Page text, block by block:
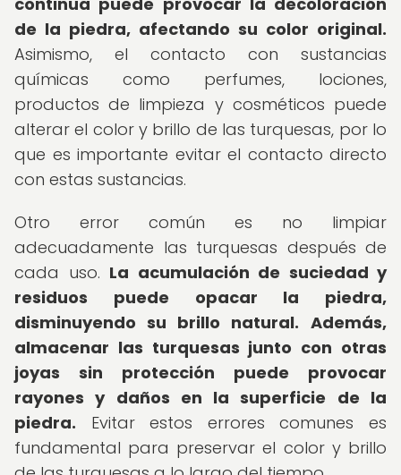
de la piedra, afectando su color original.
Asimismo, el contacto con sustancias
químicas como perfumes, lociones,
productos de limpieza y cosméticos puede
alterar el color y brillo de las turquesas, por lo
que es importante evitar el contacto directo
con estas sustancias.
Otro error común es no limpiar
adecuadamente las turquesas después de
cada uso. La acumulación de suciedad y
residuos puede opacar la piedra,
disminuyendo su brillo natural. Además,
almacenar las turquesas junto con otras
joyas sin protección puede provocar
rayones y daños en la superficie de la
piedra. Evitar estos errores comunes es
fundamental para preservar el color y brillo